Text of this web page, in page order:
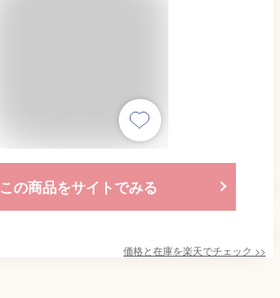
この商品をサイトでみる
価格と在庫を楽天でチェック >>